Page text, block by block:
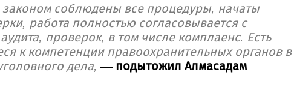
законом соблюдены все процедуры, начаты
работа полностью согласовывается с
проверок, в том числе комплаенс. Есть
к компетенции правоохранительных органов в
дела, — подытожил Алмасадам